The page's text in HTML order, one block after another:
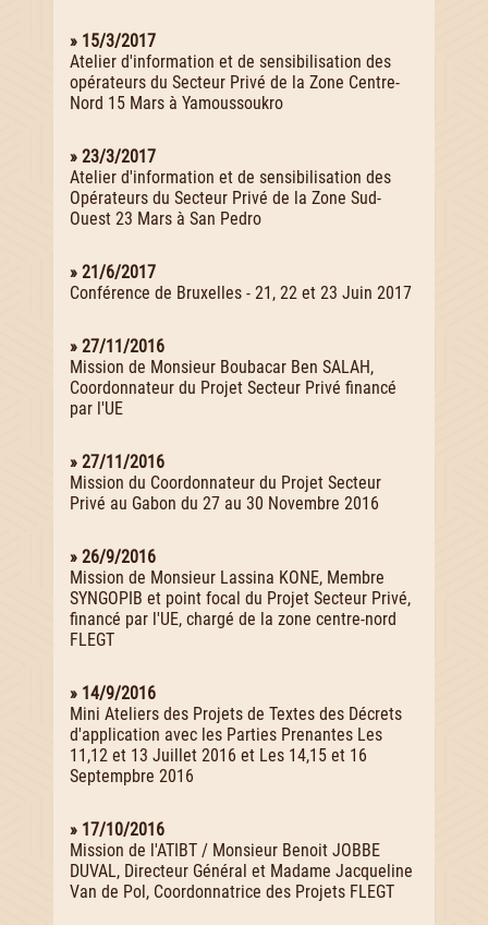
» 15/3/2017
Atelier d'information et de sensibilisation des
opérateurs du Secteur Privé de la Zone Centre-
Nord 15 Mars à Yamoussoukro
» 23/3/2017
Atelier d'information et de sensibilisation des
Opérateurs du Secteur Privé de la Zone Sud-
Ouest 23 Mars à San Pedro
» 21/6/2017
Conférence de Bruxelles - 21, 22 et 23 Juin 2017
» 27/11/2016
Mission de Monsieur Boubacar Ben SALAH,
Coordonnateur du Projet Secteur Privé financé
par l'UE
» 27/11/2016
Mission du Coordonnateur du Projet Secteur
Privé au Gabon du 27 au 30 Novembre 2016
» 26/9/2016
Mission de Monsieur Lassina KONE, Membre
SYNGOPIB et point focal du Projet Secteur Privé,
financé par l'UE, chargé de la zone centre-nord
FLEGT
» 14/9/2016
Mini Ateliers des Projets de Textes des Décrets
d'application avec les Parties Prenantes Les
11,12 et 13 Juillet 2016 et Les 14,15 et 16
Septempbre 2016
» 17/10/2016
Mission de l'ATIBT / Monsieur Benoit JOBBE
DUVAL, Directeur Général et Madame Jacqueline
Van de Pol, Coordonnatrice des Projets FLEGT